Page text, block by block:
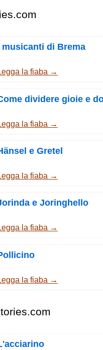
musicanti di Brema
la fiaba →
dividere gioie e
la fiaba →
e Gretel
la fiaba →
e Joringhello
la fiaba →
la fiaba →